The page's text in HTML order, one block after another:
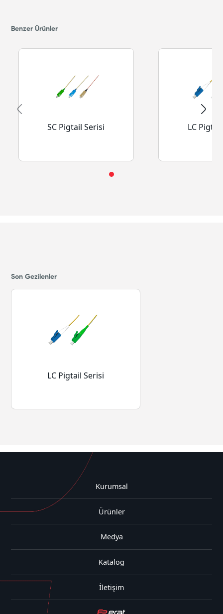
Benzer Ürünler
SC Pigtail Serisi LC
Son Gezilenler
LC Pigtail Serisi
Kurumsal
Ürünler
Medya
Katalog
İletişim